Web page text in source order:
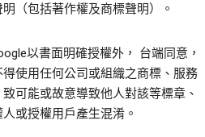
（包括著作權及商標聲明）。
以書面明確授權外， 台端同意，
使用任何公司或組織之商標、服務
可能或故意導致他人對該等標章、
或授權用戶產生混淆。